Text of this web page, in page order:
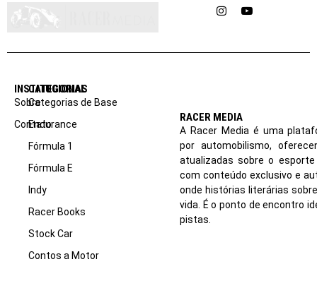
InstagramYouTube
INSTITUCIONAL
Sobre
Contato
CATEGORIAS
Categorias de Base
Endurance
Fórmula 1
Fórmula E
Indy
Racer Books
Stock Car
Contos a Motor
RACER MEDIA
A Racer Media é uma
por automobilismo,
atualizadas sobre o
com conteúdo exclusivo e
onde histórias literárias
vida. É o ponto de encontro
pistas.